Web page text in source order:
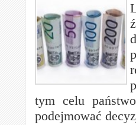
tym celu
podejmować